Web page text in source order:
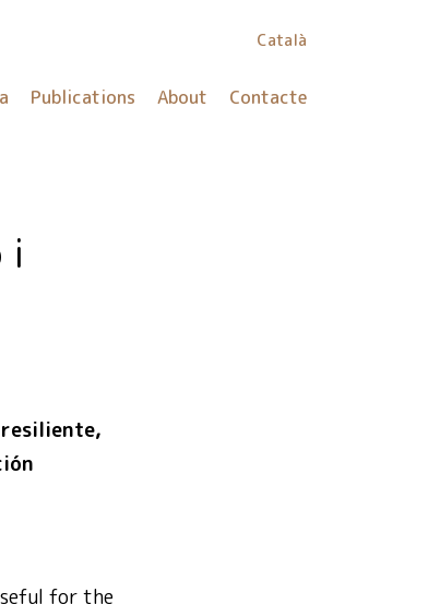
Català
Publications About Contacte
i
for the